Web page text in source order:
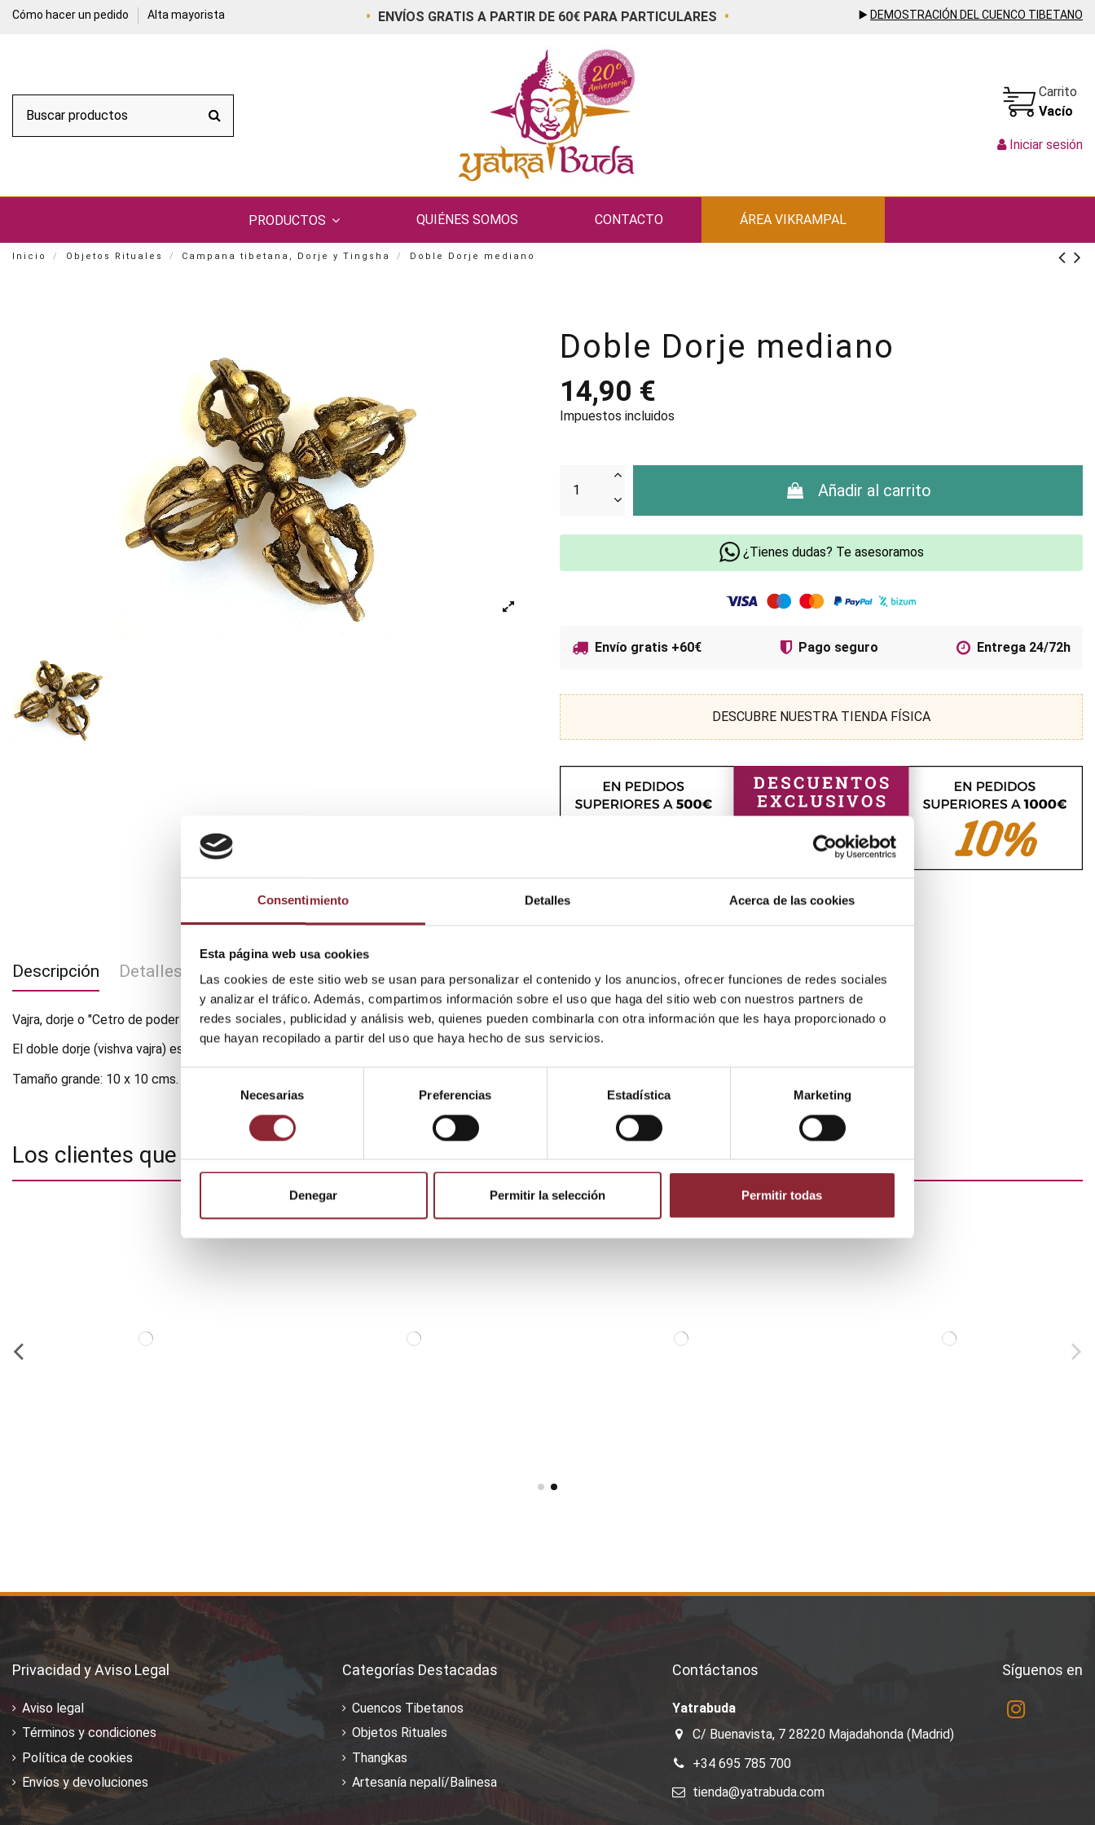
Consentimiento Detalles Acerca de las cookies
Esta página web usa cookies
Las cookies de este sitio web se usan para personalizar el contenido y los anuncios, ofrecer funciones de redes sociales
y analizar el tráfico. Además, compartimos información sobre el uso que haga del sitio web con nuestros partners de
redes sociales, publicidad y análisis web, quienes pueden combinarla con otra información que les haya proporcionado o
que hayan recopilado a partir del uso que haya hecho de sus servicios.
consentimiento
Necesarias Preferencias Estadística Marketing
Denegar Permitir la selección Permitir todas
Cómo hacer un pedido Alta mayorista • ENVÍOS GRATIS A PARTIR DE 60€ PARA PARTICULARES • ▶️ DEMOSTRACIÓN DEL CUENCO TIBETANO
Carrito
Vacío
Iniciar sesión
PRODUCTOS QUIÉNES SOMOS CONTACTO ÁREA VIKRAMPAL
Inicio Objetos Rituales Campana tibetana, Dorje y Tingsha Doble Dorje mediano
Doble Dorje mediano
14,90 €
Impuestos incluidos
Añadir al carrito
¿Tienes dudas? Te asesoramos
Envío gratis +60€ Pago seguro Entrega 24/72h
DESCUBRE NUESTRA TIENDA FÍSICA
Descripción Detalles del producto
Vajra, dorje o "Cetro de poder diamantino" es un símbolo de poder indestructible. También representa la masculinidad así como la compasión.
El doble dorje (vishva vajra) es el atributo del Bodhisattva Amoghasiddhi y su consorte Tara.
Tamaño grande: 10 x 10 cms.
Los clientes que adquirieron este producto también compraron:
Privacidad y Aviso Legal
Aviso legal
Términos y condiciones
Política de cookies
Envíos y devoluciones
Categorías Destacadas
Cuencos Tibetanos
Objetos Rituales
Thangkas
Artesanía nepalí/Balinesa
Contáctanos
Yatrabuda
C/ Buenavista, 7 28220 Majadahonda (Madrid)
+34 695 785 700
tienda@yatrabuda.com
Síguenos en